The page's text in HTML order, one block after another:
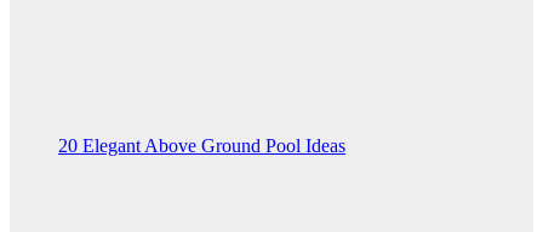
20 Elegant Above Ground Pool Ideas